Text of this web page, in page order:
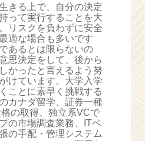
きる上で、自分の決定
って実行することを大
リスクを負わずに安全
適な場合も多いです
あるとは限らないの
思決定をして、後から
かったと言えるよう努
けています。大学入学
ことに素早く挑戦する
カナダ留学、証券一種
の取得、独立系VCで
の市場調査業務、ITベ
の手配・管理システム